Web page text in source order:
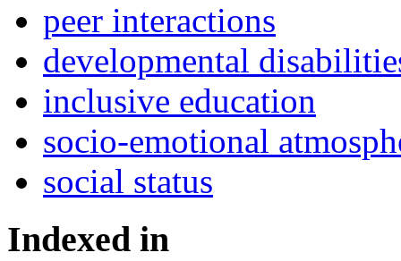
peer interactions
developmental
inclusive education
socio-emotional
social status
Indexed in